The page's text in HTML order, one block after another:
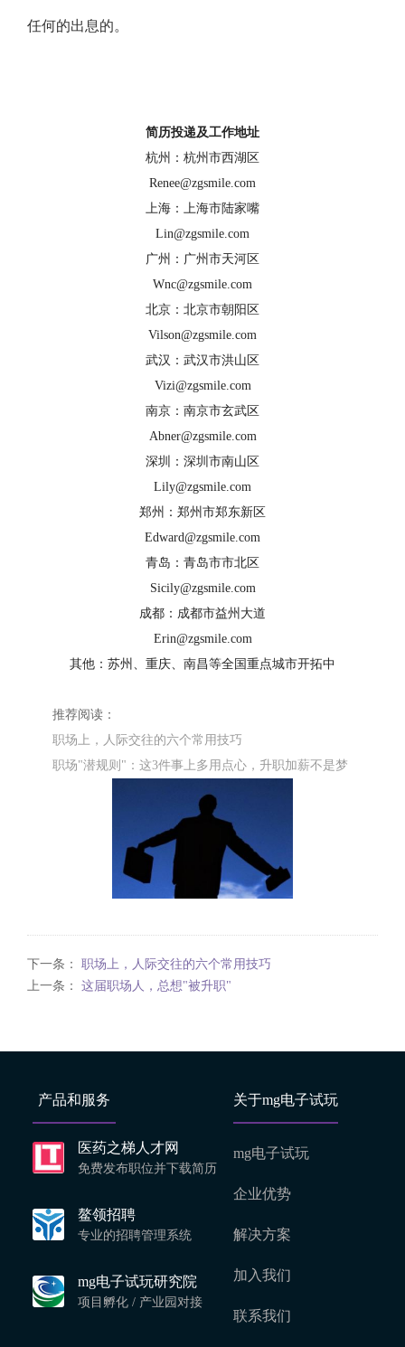
任何的出息的。
简历投递及工作地址
杭州：杭州市西湖区
Renee@zgsmile.com
上海：上海市陆家嘴
Lin@zgsmile.com
广州：广州市天河区
Wnc@zgsmile.com
北京：北京市朝阳区
Vilson@zgsmile.com
武汉：武汉市洪山区
Vizi@zgsmile.com
南京：南京市玄武区
Abner@zgsmile.com
深圳：深圳市南山区
Lily@zgsmile.com
郑州：郑州市郑东新区
Edward@zgsmile.com
青岛：青岛市市北区
Sicily@zgsmile.com
成都：成都市益州大道
Erin@zgsmile.com
其他：苏州、重庆、南昌等全国重点城市开拓中
推荐阅读：
职场上，人际交往的六个常用技巧
职场"潜规则"：这3件事上多用点心，升职加薪不是梦
下一条： 职场上，人际交往的六个常用技巧
上一条： 这届职场人，总想"被升职"
产品和服务
医药之梯人才网
免费发布职位并下载简历
鳌领招聘
专业的招聘管理系统
mg电子试玩研究院
项目孵化 / 产业园对接
关于mg电子试玩
mg电子试玩
企业优势
解决方案
加入我们
联系我们